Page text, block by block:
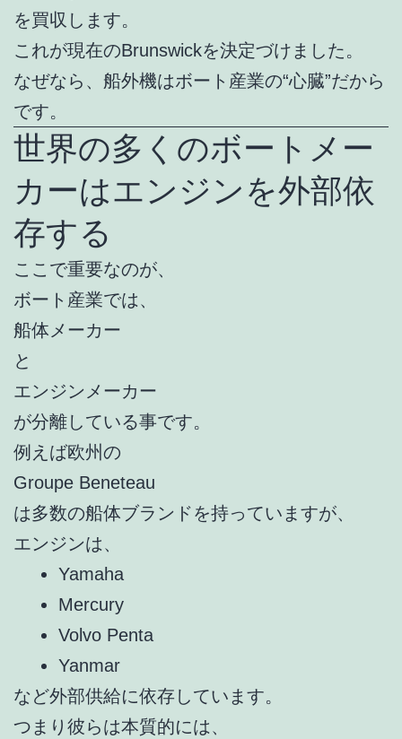
を買収します。
これが現在のBrunswickを決定づけました。
なぜなら、船外機はボート産業の“心臓”だから
です。
世界の多くのボートメー
カーはエンジンを外部依
存する
ここで重要なのが、
ボート産業では、
船体メーカー
と
エンジンメーカー
が分離している事です。
例えば欧州の
Groupe Beneteau
は多数の船体ブランドを持っていますが、
エンジンは、
Yamaha
Mercury
Volvo Penta
Yanmar
など外部供給に依存しています。
つまり彼らは本質的には、